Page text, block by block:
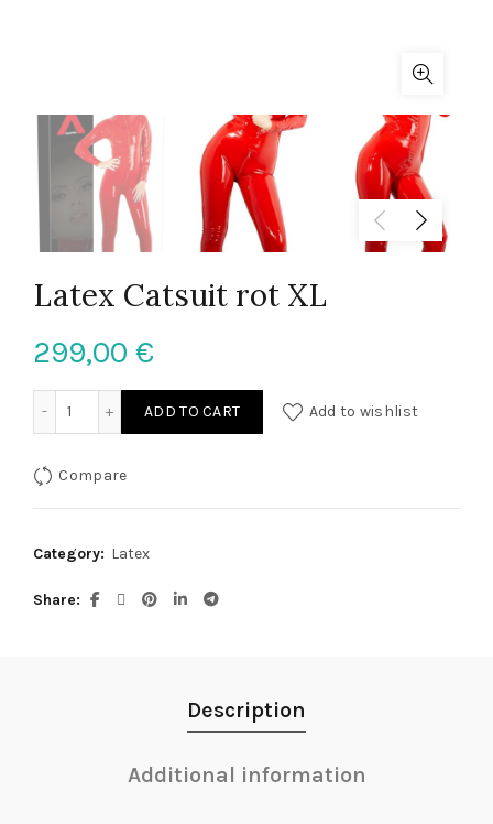
Latex Catsuit rot XL
299,00 €
ADD TO CART Add to wishlist
Compare
Category: Latex
Share
Description
Additional information